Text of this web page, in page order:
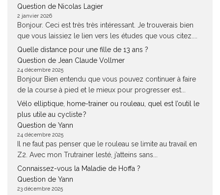
Question de Nicolas Lagier
2 janvier 2026
Bonjour. Ceci est très très intéressant. Je trouverais bien
que vous laissiez le lien vers les études que vous citez....
Quelle distance pour une fille de 13 ans ?
Question de Jean Claude Vollmer
24 décembre 2025
Bonjour Bien entendu que vous pouvez continuer à faire
de la course à pied et le mieux pour progresser est...
Vélo elliptique, home-trainer ou rouleau, quel est l’outil le
plus utile au cycliste ?
Question de Yann
24 décembre 2025
Il ne faut pas penser que le rouleau se limite au travail en
Z2. Avec mon Trutrainer lesté, j’atteins sans...
Connaissez-vous la Maladie de Hoffa ?
Question de Yann
23 décembre 2025